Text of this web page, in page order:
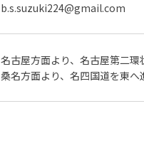
b.s.suzuki224@gmail.com
名古屋方面より、名古屋第二
桑名方面より、名四国道を東